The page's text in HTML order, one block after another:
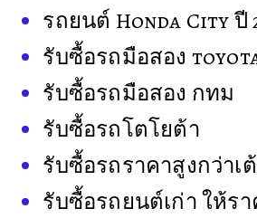
รถยนต์ Honda City ปี
รับซื้อรถมือสอง
รับซื้อรถมือสอง กทม
รับซื้อรถโตโยต้า
รับซื้อรถราคาสูงกว่าเ
รับซื้อรถยนต์เก่า ให้รา